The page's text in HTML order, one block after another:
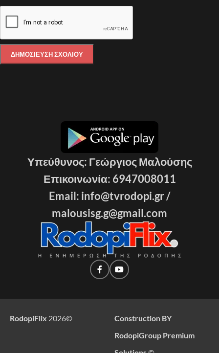
Υπεύθυνος: Γεώργιος Μαλούσης
Επικοινωνία: 6947008011
Email: info@tvrodopi.gr /
malousisg.g@gmail.com
RodopiFlix 2026©
Construction BY
RodopiGroup Premium